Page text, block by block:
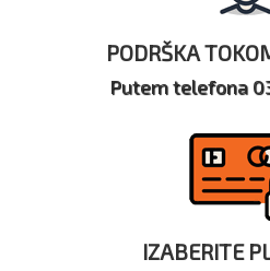
PODRŠKA
Putem telefona
IZABERITE